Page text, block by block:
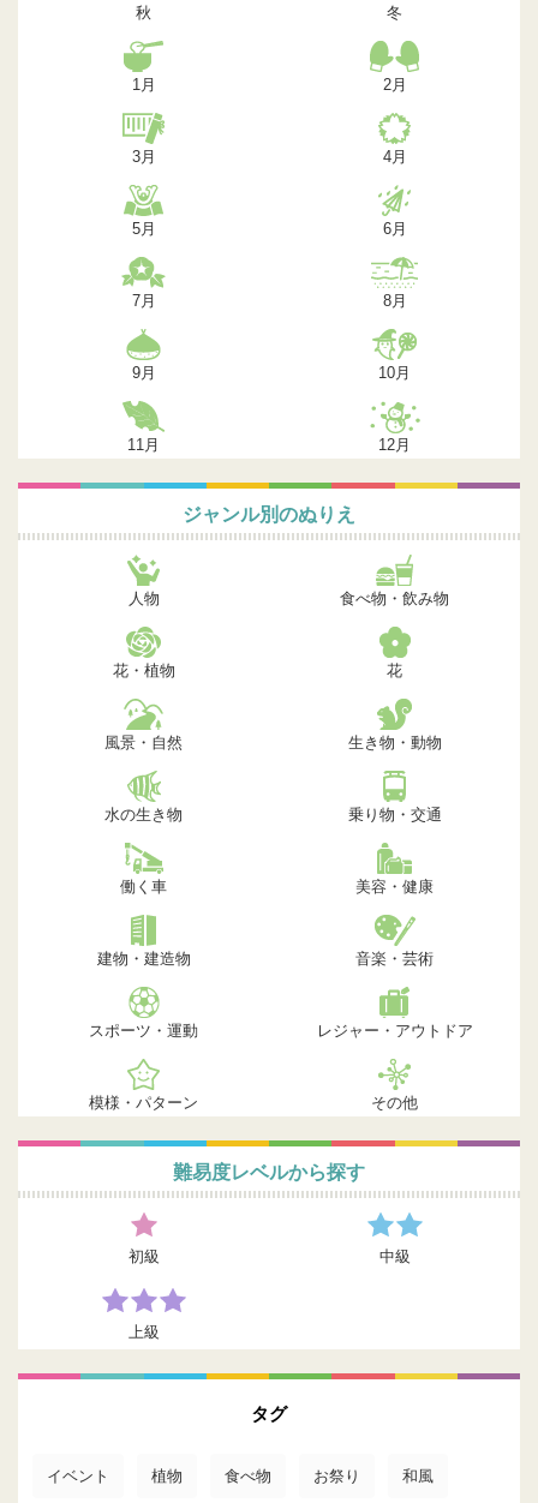
秋 冬
1月 2月
3月 4月
5月 6月
7月 8月
9月 10月
11月 12月
ジャンル別のぬりえ
人物 食べ物・飲み物
花・植物 花
風景・自然 生き物・動物
水の生き物 乗り物・交通
働く車 美容・健康
建物・建造物 音楽・芸術
スポーツ・運動 レジャー・アウトドア
模様・パターン その他
難易度レベルから探す
初級 中級
上級
タグ
イベント 植物 食べ物 お祭り 和風